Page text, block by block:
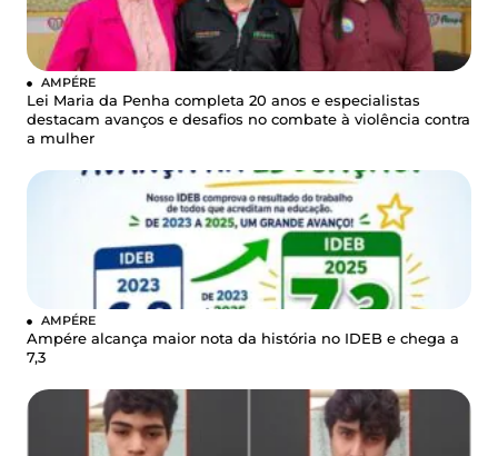
AMPÉRE
Lei Maria da Penha completa 20 anos e especialistas
destacam avanços e desafios no combate à violência contra
a mulher
AMPÉRE
Ampére alcança maior nota da história no IDEB e chega a
7,3